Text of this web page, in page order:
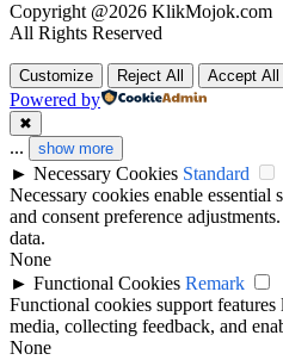
Copyright @2026 KlikMojok.com
All Rights Reserved
Customize Reject All Accept All
Powered by
✖
... show more
► Necessary Cookies Standard
Necessary cookies enable essential
and consent preference
data.
None
► Functional Cookies Remark
Functional cookies support
media, collecting feedback, and
None